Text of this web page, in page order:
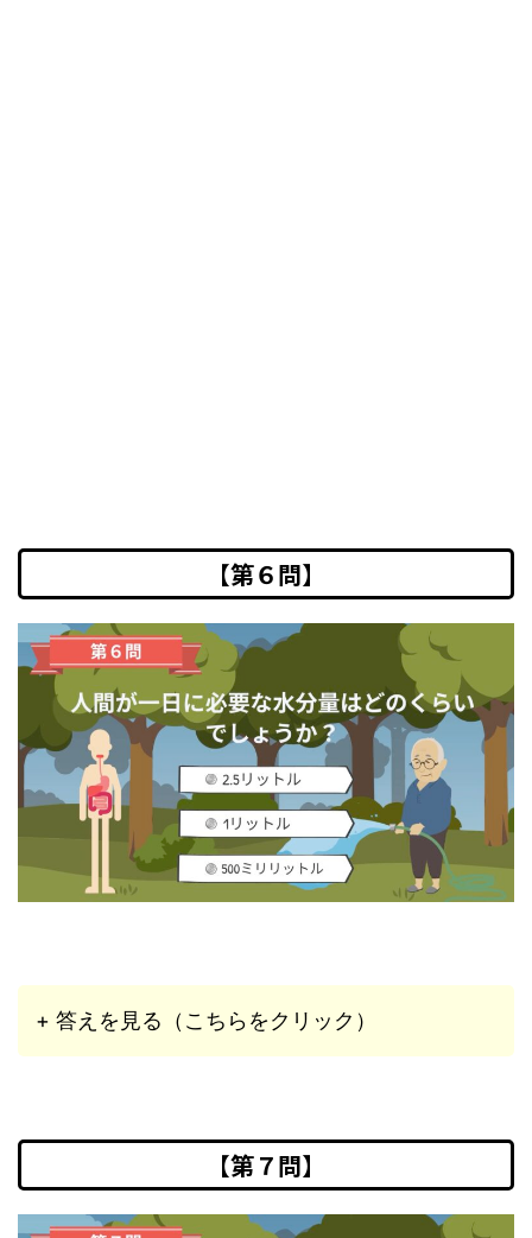
【第６問】
+ 答えを見る（こちらをクリック）
【第７問】